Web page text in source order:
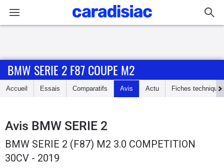
Accueil
Essais
Guide
d'achat
BMW SERIE 2 F87 COUPE M2
Accueil Essais Comparatifs Avis Actu Fiches techniques
Avis BMW SERIE 2
BMW SERIE 2 (F87) M2 3.0 COMPETITION
30CV - 2019